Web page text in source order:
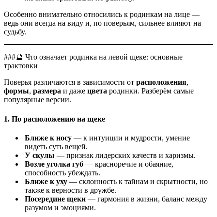
Особенно внимательно относились к родинкам на лице —
ведь они всегда на виду и, по поверьям, сильнее влияют на
судьбу.
###🔮 Что означает родинка на левой щеке: основные
трактовки
Поверья различаются в зависимости от расположения,
формы, размера и даже цвета родинки. Разберём самые
популярные версии.
1. По расположению на щеке
Ближе к носу — к интуиции и мудрости, умение
видеть суть вещей.
У скулы — признак лидерских качеств и харизмы.
Возле уголка губ — красноречие и обаяние,
способность убеждать.
Ближе к уху — склонность к тайнам и скрытности, но
также к верности в дружбе.
Посередине щеки — гармония в жизни, баланс между
разумом и эмоциями.